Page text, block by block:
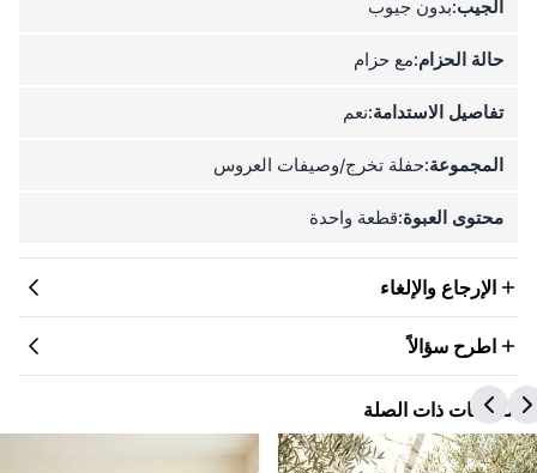
الجيب:بدون جيوب
حالة الحزام:مع حزام
تفاصيل الاستدامة:نعم
المجموعة:حفلة تخرج/وصيفات العروس
محتوى العبوة:قطعة واحدة
الإرجاع والإلغاء
اطرح سؤالاً
المنتجات ذات الصلة